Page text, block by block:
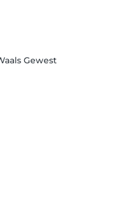
Gewest